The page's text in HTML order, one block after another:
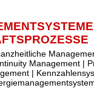
Management |
|